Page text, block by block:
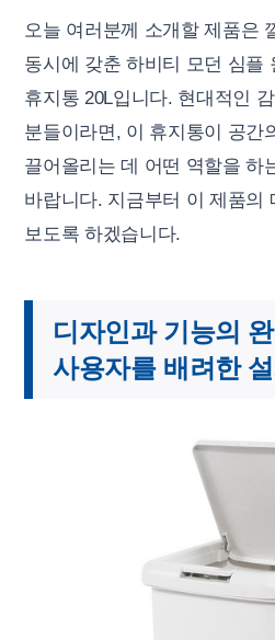
오늘 여러분께 소개할 제품은
동시에 갖춘 하비티 모던 심플
휴지통 20L입니다. 현대적인
분들이라면, 이 휴지통이 공간
끌어올리는 데 어떤 역할을 하
바랍니다. 지금부터 이 제품의
보도록 하겠습니다.
디자인과 기능의
사용자를 배려한 설